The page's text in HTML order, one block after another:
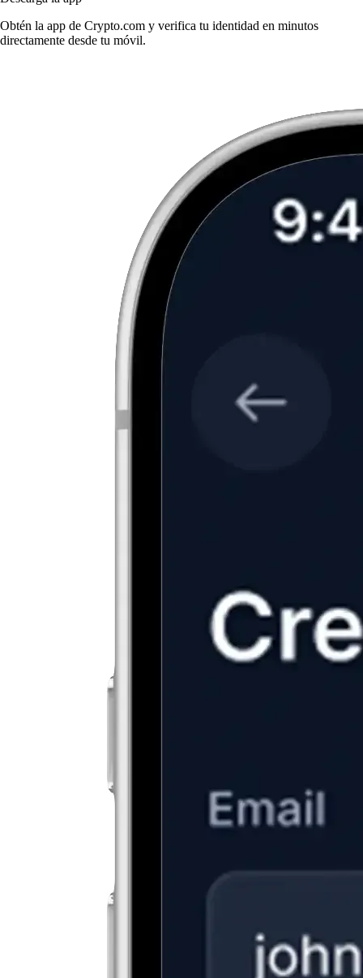
Obtén la app de Crypto.com y verifica tu identidad en minutos
directamente desde tu móvil.